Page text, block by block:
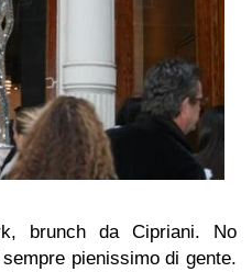
brunch da Cipriani. No
pienissimo di gente.